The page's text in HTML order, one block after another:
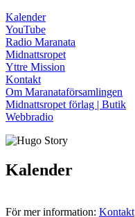
Kalender
YouTube
Radio Maranata
Midnattsropet
Yttre Mission
Kontakt
Om Maranataförsamlingen
Midnattsropet förlag | Butik
Webbradio
Kalender
För mer information: Kontakt